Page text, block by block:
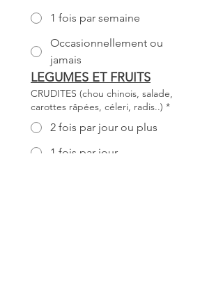
1 fois par semaine
Occasionnellement ou
jamais
LEGUMES ET FRUITS
CRUDITES (chou chinois, salade,
carottes râpées, céleri, radis..) *
2 fois par jour ou plus
1 fois par jour